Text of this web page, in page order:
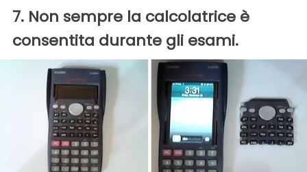
7. Non sempre la calcolatrice è
consentita durante gli esami.